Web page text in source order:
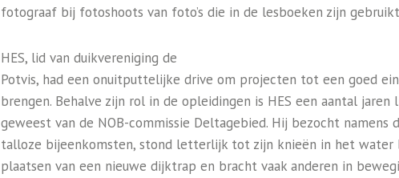
fotograaf bij fotoshoots van foto’s die in de lesboeken zijn
HES, lid van duikvereniging de
Potvis, had een onuitputtelijke drive om projecten tot een goed
brengen. Behalve zijn rol in de opleidingen is HES een aantal jaren
geweest van de NOB-commissie Deltagebied. Hij bezocht namens
talloze bijeenkomsten, stond letterlijk tot zijn knieën in het water
plaatsen van een nieuwe dijktrap en bracht vaak anderen in